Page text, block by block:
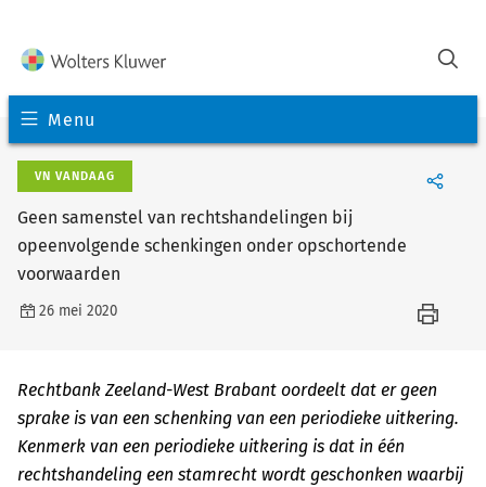
Menu
VN VANDAAG
Geen samenstel van rechtshandelingen bij
opeenvolgende schenkingen onder opschortende
voorwaarden
26 mei 2020
Rechtbank Zeeland-West Brabant oordeelt dat er geen
sprake is van een schenking van een periodieke uitkering.
Kenmerk van een periodieke uitkering is dat in één
rechtshandeling een stamrecht wordt geschonken waarbij